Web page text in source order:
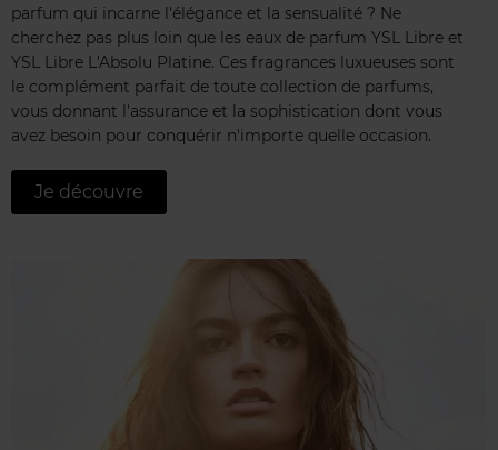
parfum qui incarne l'élégance et la sensualité ? Ne
cherchez pas plus loin que les eaux de parfum YSL Libre et
YSL Libre L'Absolu Platine. Ces fragrances luxueuses sont
le complément parfait de toute collection de parfums,
vous donnant l'assurance et la sophistication dont vous
avez besoin pour conquérir n'importe quelle occasion.
Je découvre